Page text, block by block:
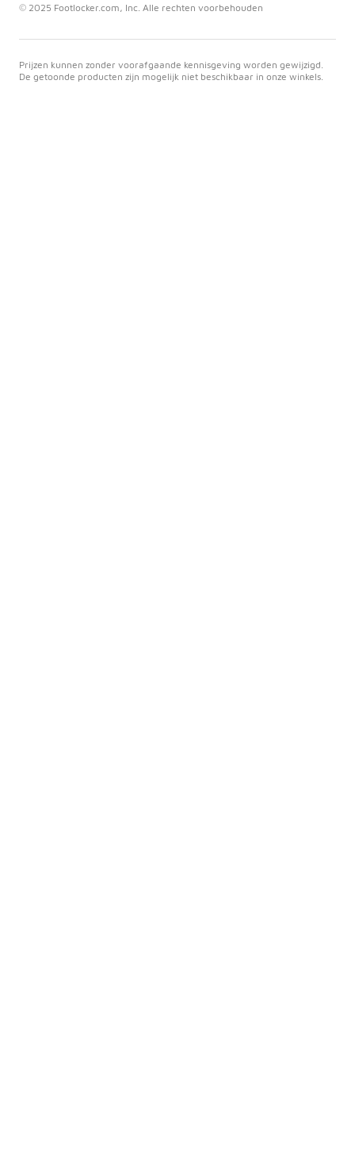
© 2025 Footlocker.com, Inc. Alle rechten voorbehouden
Prijzen kunnen zonder voorafgaande kennisgeving worden gewijzigd.
De getoonde producten zijn mogelijk niet beschikbaar in onze winkels.